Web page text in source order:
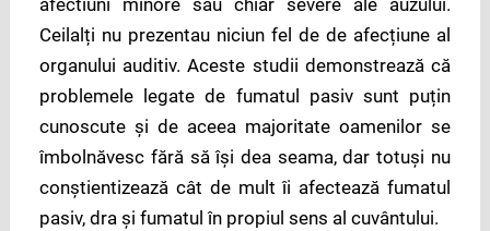
afectiuni minore sau chiar severe ale auzului.
Ceilalți nu prezentau niciun fel de de afecțiune al
organului auditiv. Aceste studii demonstrează că
problemele legate de fumatul pasiv sunt puțin
cunoscute și de aceea majoritate oamenilor se
îmbolnăvesc fără să își dea seama, dar totuși nu
conștientizează cât de mult îi afectează fumatul
pasiv, dra și fumatul în propiul sens al cuvântului.